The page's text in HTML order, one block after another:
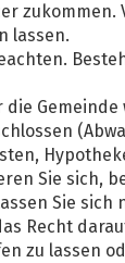
zukommen.
lassen.
Sie sich,
Sie
Recht
zu lassen